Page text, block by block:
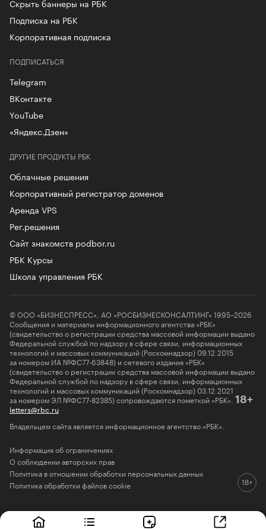
Скрыть баннеры на РБК
Подписка на РБК
Корпоративная подписка
ДРУГИЕ ПРОДУКТЫ РБК
Облачные решения
Корпоративный регистратор доменов
Аренда VPS
Рег.решения
Сайт знакомств podbor.ru
РБК Курсы
Школа управления РБК
ПОДПИСАТЬСЯ
Telegram
ВКонтакте
YouTube
«Яндекс.Дзен»
© ООО «БИЗНЕСПРЕСС», АО «РОСБИЗНЕСКОНСАЛТИНГ» 1995–2026
Сообщения и материалы информационного агентства «РБК»
(свидетельство о регистрации средства массовой информации выдано
Федеральной службой по надзору в сфере связи, информационных
технологий и массовых коммуникаций (Роскомнадзор) 09.12.2015
за номером ИА №ФС77-63848) и сетевого издания «РБК»
(свидетельство о регистрации средства массовой информации выдано
Федеральной службой по надзору в сфере связи, информационных
технологий и массовых коммуникаций (Роскомнадзор) 03.12.2021
за номером ЭЛ №ФС77-82385) сопровождаются пометкой «РБК». 18+
letters@rbc.ru
Владельцем сайта является информационное агентство «РБК».
Информация об ограничениях
О соблюдении авторских прав
Политика в отношении обработки персональных данных
Политика обработки файлов cookie